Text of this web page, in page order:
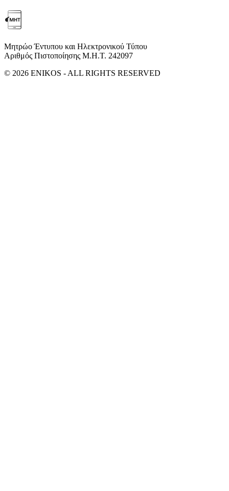
Μητρώο Έντυπου και Ηλεκτρονικού Τύπου
Αριθμός Πιστοποίησης Μ.Η.Τ. 242097
© 2026 ENIKOS - ALL RIGHTS RESERVED